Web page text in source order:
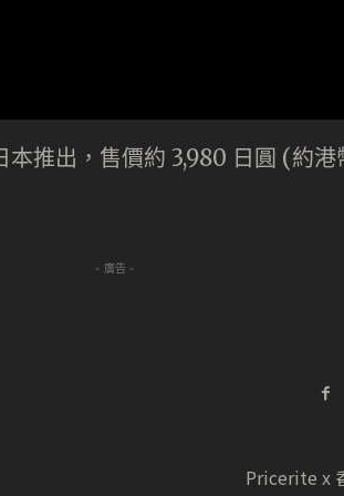
本推出，售價約 3,980 日圓 (約
- 廣告 -
Pricerite x